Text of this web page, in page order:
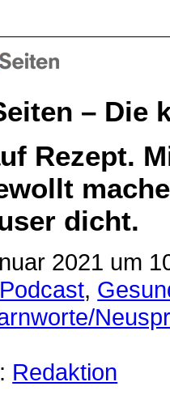
– Die
Rezept.
dicht.
2021 um
,
Redaktion